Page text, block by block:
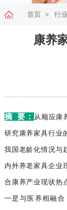
首页 行
康养
摘 要： 从 顺应康
研究康养家具行业
我国老龄化情况与
内外养老家具企业
合康养产业现状热
一是与医养相融